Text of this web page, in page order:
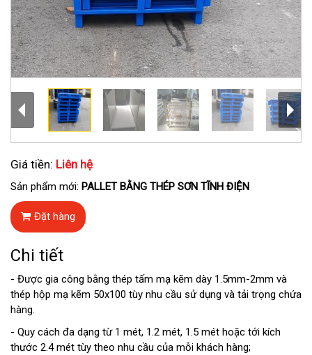
Giá tiền: Liên hệ
Sản phẩm mới: PALLET BẰNG THÉP SƠN TĨNH ĐIỆN
Đặt hàng
Chi tiết
- Được gia công bằng thép tấm mạ kẽm dày 1.5mm-2mm và
thép hộp mạ kẽm 50x100 tùy nhu cầu sử dụng và tải trọng chứa
hàng.
- Quy cách đa dạng từ 1 mét, 1.2 mét, 1.5 mét hoặc tới kích
thước 2.4 mét tùy theo nhu cầu của mỗi khách hàng;